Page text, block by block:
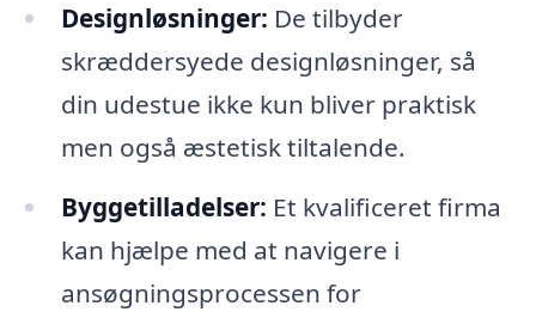
Designløsninger: De tilbyder
skræddersyede designløsninger, så
din udestue ikke kun bliver praktisk
men også æstetisk tiltalende.
Byggetilladelser: Et kvalificeret firma
kan hjælpe med at navigere i
ansøgningsprocessen for